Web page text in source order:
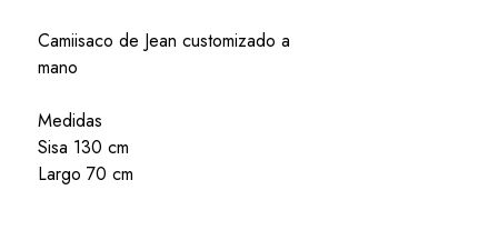
Camiisaco de Jean customizado a
mano
Medidas
Sisa 130 cm
Largo 70 cm